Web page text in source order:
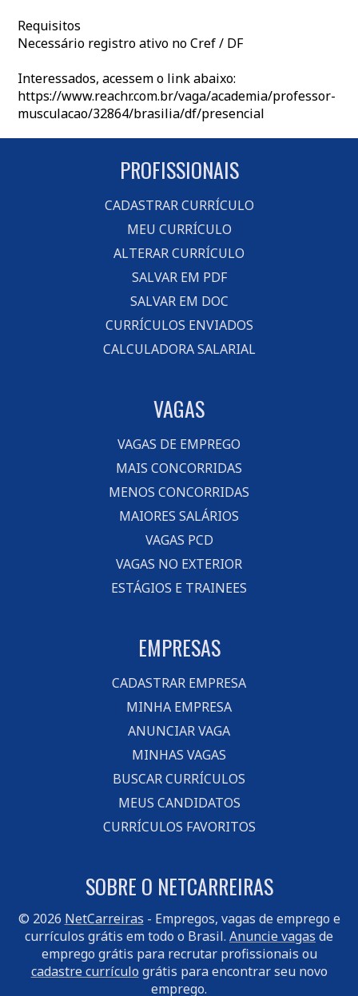
Requisitos
Necessário registro ativo no Cref / DF
Interessados, acessem o link abaixo:
https://www.reachr.com.br/vaga/academia/professor-
musculacao/32864/brasilia/df/presencial
PROFISSIONAIS
CADASTRAR CURRÍCULO
MEU CURRÍCULO
ALTERAR CURRÍCULO
SALVAR EM PDF
SALVAR EM DOC
CURRÍCULOS ENVIADOS
CALCULADORA SALARIAL
VAGAS
VAGAS DE EMPREGO
MAIS CONCORRIDAS
MENOS CONCORRIDAS
MAIORES SALÁRIOS
VAGAS PCD
VAGAS NO EXTERIOR
ESTÁGIOS E TRAINEES
EMPRESAS
CADASTRAR EMPRESA
MINHA EMPRESA
ANUNCIAR VAGA
MINHAS VAGAS
BUSCAR CURRÍCULOS
MEUS CANDIDATOS
CURRÍCULOS FAVORITOS
SOBRE O NETCARREIRAS
© 2026 NetCarreiras - Empregos, vagas de emprego e
currículos grátis em todo o Brasil. Anuncie vagas de
emprego grátis para recrutar profissionais ou
cadastre currículo grátis para encontrar seu novo
emprego.